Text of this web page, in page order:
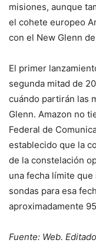
misiones, aunque
el cohete europeo
con el New Glenn
El primer
segunda mitad de
cuándo partirán las
Glenn. Amazon no
Federal de
establecido que la
de la constelación
una fecha límite que
sondas para esa
aproximadamente
Fuente: Web.